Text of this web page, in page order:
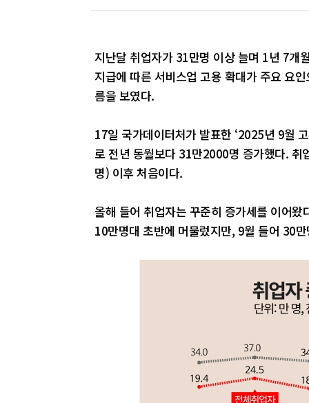
지난달 취업자가 31만명 이상 늘며 1년 7개
지급에 따른 서비스업 고용 확대가 주요 요
름을 보였다.
17일 국가데이터처가 발표한 ‘2025년 9월
로 전년 동월보다 31만2000명 증가했다.
명) 이후 처음이다.
올해 들어 취업자는 꾸준히 증가세를 이어
10만명대 초반에 머물렀지만, 9월 들어 30